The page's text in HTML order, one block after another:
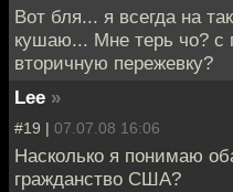
Вот бля... я всегда на
кушаю... Мне терь чо? с
вторичную пережевку?
Lee »
#19 | 07.07.08 16:06
Насколько я понимаю
гражданство США?